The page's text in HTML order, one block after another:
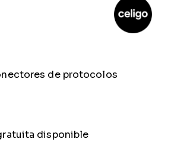
de protocolos
disponible